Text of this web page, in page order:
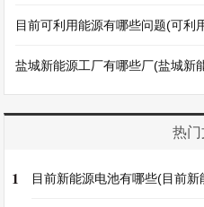
目前可利用能源有哪些问题(可利
盐城新能源工厂有哪些厂(盐城新
热
1 目前新能源电池有哪些(目前